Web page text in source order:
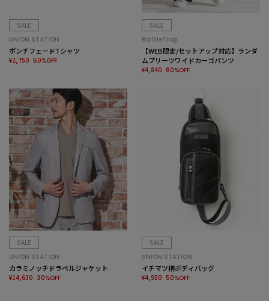
SALE
UNION STATION
ポンチフェードTシャツ
¥2,750 50%OFF
SALE
RattleTrap
【WEB限定/セットアップ対応】ランダ
ムプリーツワイドカーゴパンツ
¥4,840 60%OFF
SALE
UNION STATION
カラミノッチドラペルジャケット
¥14,630 30%OFF
SALE
UNION STATION
イチマツ柄ボディバッグ
¥4,950 50%OFF